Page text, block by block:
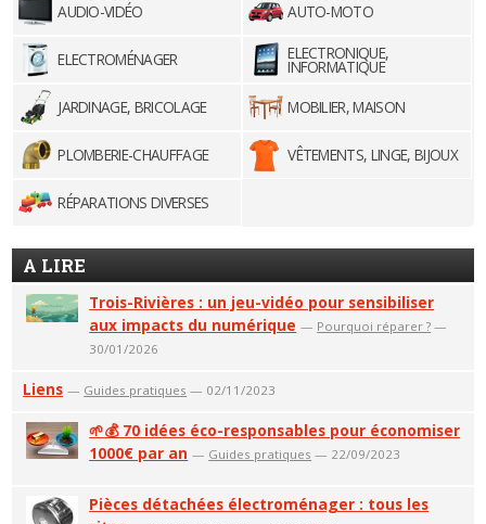
AUDIO-VIDÉO AUTO-MOTO
ELECTROMÉNAGER ELECTRONIQUE,
INFORMATIQUE
JARDINAGE, BRICOLAGE
MOBILIER, MAISON
PLOMBERIE-CHAUFFAGE VÊTEMENTS, LINGE, BIJOUX
RÉPARATIONS DIVERSES
A LIRE
Trois-Rivières : un jeu-vidéo pour sensibiliser
aux impacts du numérique — Pourquoi réparer ? —
30/01/2026
Liens — Guides pratiques — 02/11/2023
🌱💰 70 idées éco-responsables pour économiser
1000€ par an — Guides pratiques — 22/09/2023
Pièces détachées électroménager : tous les